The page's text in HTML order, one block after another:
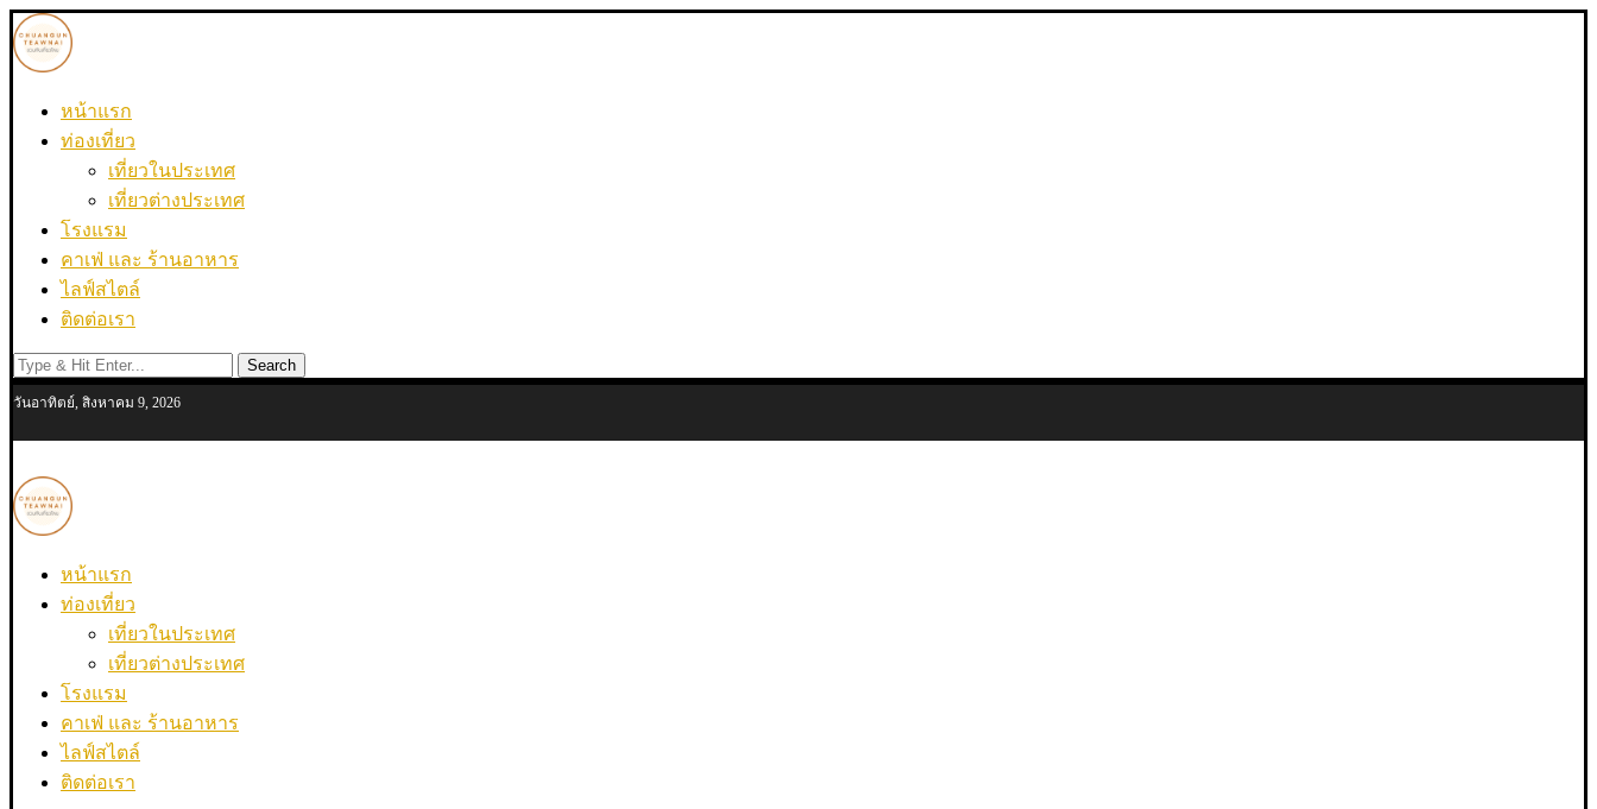
หน้าแรก
ท่องเที่ยว
เที่ยวในประเทศ
เที่ยวต่างประเทศ
โรงแรม
คาเฟ่ และ ร้านอาหาร
ไลฟ์สไตล์
ติดต่อเรา
Search
วันอาทิตย์, สิงหาคม 9, 2026
หน้าแรก
ท่องเที่ยว
เที่ยวในประเทศ
เที่ยวต่างประเทศ
โรงแรม
คาเฟ่ และ ร้านอาหาร
ไลฟ์สไตล์
ติดต่อเรา